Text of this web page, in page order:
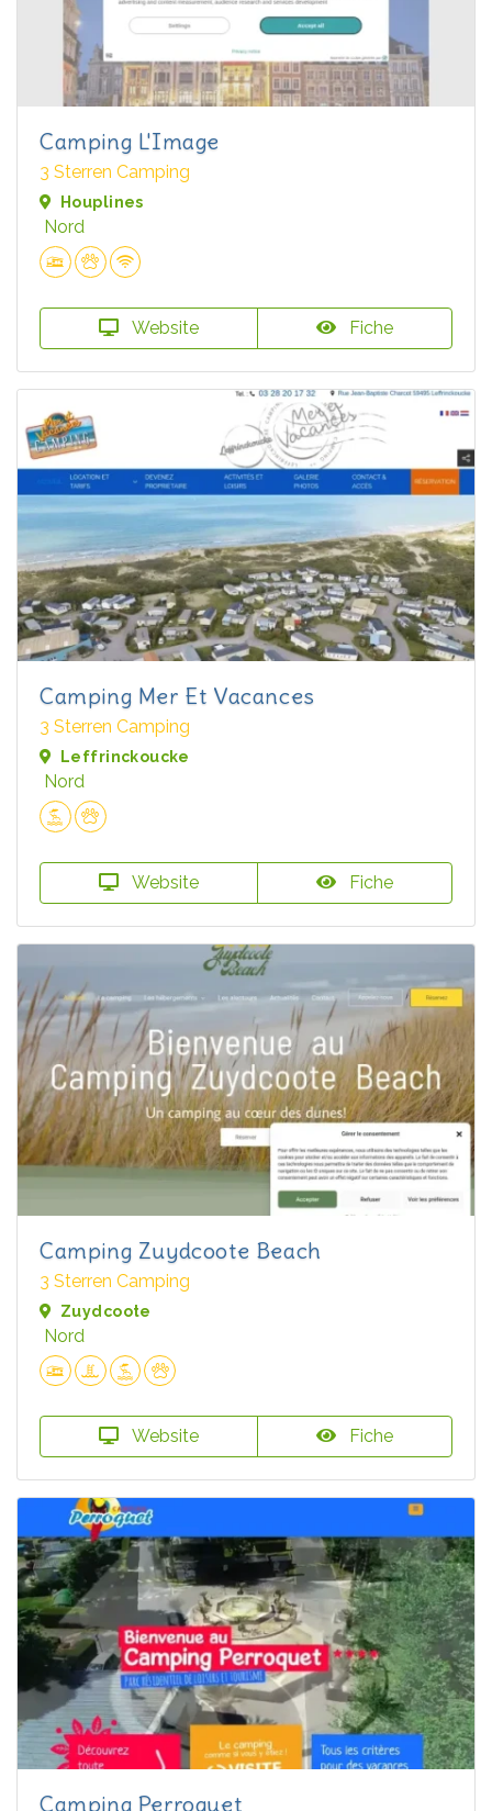
Camping L'Image
3 Sterren Camping
Houplines
Nord
Website Fiche
Camping Mer Et Vacances
3 Sterren Camping
Leffrinckoucke
Nord
Website Fiche
Camping Zuydcoote Beach
3 Sterren Camping
Zuydcoote
Nord
Website Fiche
Camping Perroquet